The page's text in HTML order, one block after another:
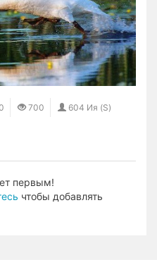
700 604 Ия (S)
первым!
чтобы добавлять